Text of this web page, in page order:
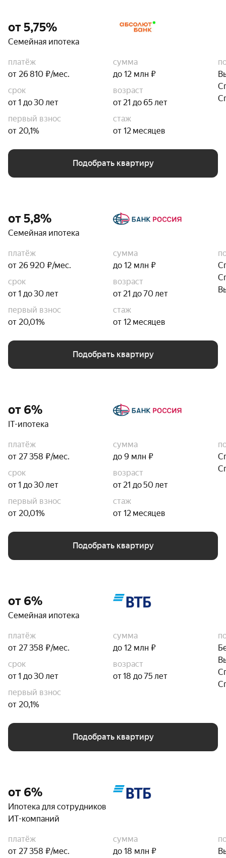
от 5,75%
Семейная ипотека
платёж
от 26 810 ₽/мес.
сумма
до 12 млн ₽
срок
от 1 до 30 лет
возраст
от 21 до 65 лет
первый взнос
от 20,1%
стаж
от 12 месяцев
Подобрать квартиру
от 5,8%
Семейная ипотека
платёж
от 26 920 ₽/мес.
сумма
до 12 млн ₽
срок
от 1 до 30 лет
возраст
от 21 до 70 лет
первый взнос
от 20,01%
стаж
от 12 месяцев
Подобрать квартиру
от 6%
IT-ипотека
платёж
от 27 358 ₽/мес.
сумма
до 9 млн ₽
срок
от 1 до 30 лет
возраст
от 21 до 50 лет
первый взнос
от 20,01%
стаж
от 12 месяцев
Подобрать квартиру
от 6%
Семейная ипотека
платёж
от 27 358 ₽/мес.
сумма
до 12 млн ₽
срок
от 1 до 30 лет
возраст
от 18 до 75 лет
первый взнос
от 20,1%
Подобрать квартиру
от 6%
Ипотека для сотрудников
ИТ-компаний
платёж
от 27 358 ₽/мес.
сумма
до 18 млн ₽